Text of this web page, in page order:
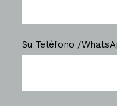
Su Teléfono /